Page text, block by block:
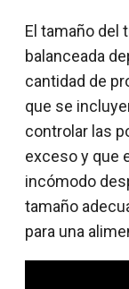
El tamaño del
balanceada
cantidad de
que se
controlar las
exceso y que
incómodo
tamaño
para una